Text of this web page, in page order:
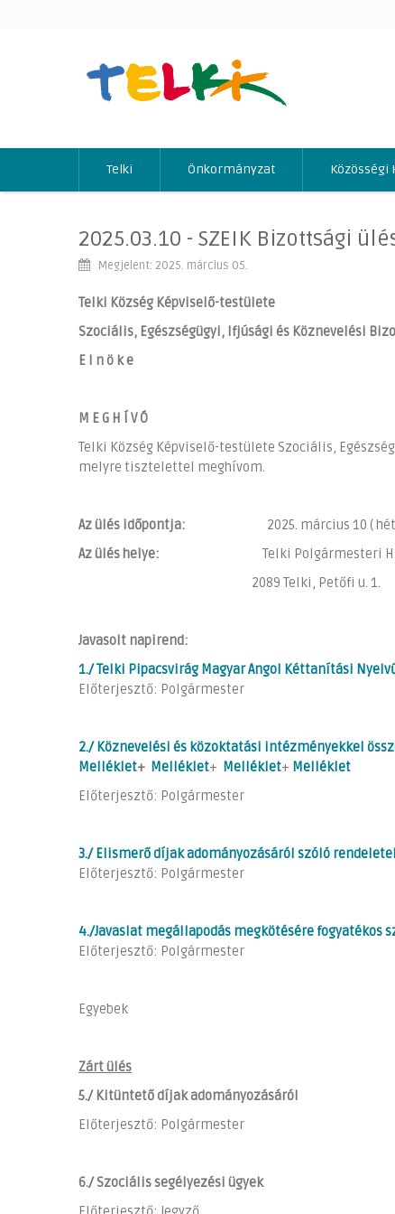
Telki Önkormányzat Közösségi
2025.03.10 - SZEIK Bizottsági
Megjelent: 2025. március 05.
Telki Község Képviselő-testülete
Szociális, Egészségügyi, Ifjúsági és Köznevelési
E l n ö k e
M E G H Í V Ó
Telki Község Képviselő-testülete Szociális,
melyre tisztelettel meghívom.
Az ülés időpontja: 2025. március 10 ( hétfő)
Az ülés helye: Telki Polgármesteri
2089 Telki, Petőfi u. 1.
Javasolt napirend:
1./ Telki Pipacsvirág Magyar Angol Kéttanítási
Előterjesztő: Polgármester
2./ Köznevelési és közoktatási intézményekkel
Melléklet+ Melléklet+ Melléklet+ Melléklet
Előterjesztő: Polgármester
3./ Elismerő díjak adományozásáról szóló
Előterjesztő: Polgármester
4./Javaslat megállapodás megkötésére
Előterjesztő: Polgármester
Egyebek
Zárt ülés
5./ Kitüntető díjak adományozásáról
Előterjesztő: Polgármester
6./ Szociális segélyezési ügyek